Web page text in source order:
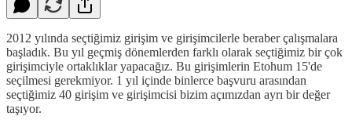
2012 yılında seçtiğimiz girişim ve girişimcilerle beraber çalışmalara
başladık. Bu yıl geçmiş dönemlerden farklı olarak seçtiğimiz bir çok
girişimciyle ortaklıklar yapacağız. Bu girişimlerin Etohum 15'de
seçilmesi gerekmiyor. 1 yıl içinde binlerce başvuru arasından
seçtiğimiz 40 girişim ve girişimcisi bizim açımızdan ayrı bir değer
taşıyor.